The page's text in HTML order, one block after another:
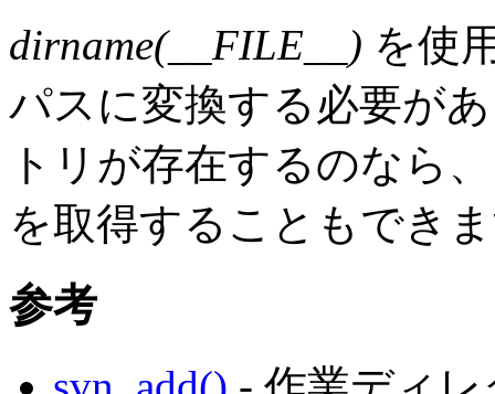
dirname(__FILE__) を使
パスに変換する必要が
トリが存在するのなら
を取得することもでき
参考